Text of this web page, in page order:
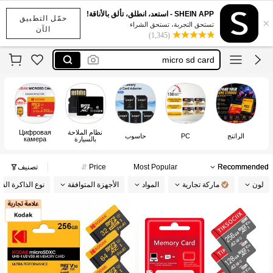
حمّل التطبيق
الآن
×
SHEIN APP - استعد، انطلق، تألق بالأناقة!
تستحق التجربة، تستحق الشراء
(1,345)
tf card
記憶卡
micro sd card
microsd
tf card
記憶卡
الراتنج PC حاسوب
نظام الملاحة
بالسيارة
Цифровая
камера
Recommended
Most Popular
Price تصنيف
لون ماركة تجارية المواد الأجهزة المتوافقة نوع الذاكرة